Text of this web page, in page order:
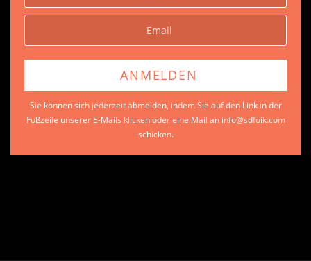
Sie können sich jederzeit abmelden, indem Sie auf den Link in der
Fußzeile unserer E-Mails klicken oder eine Mail an info@sdfoik.com
schicken.